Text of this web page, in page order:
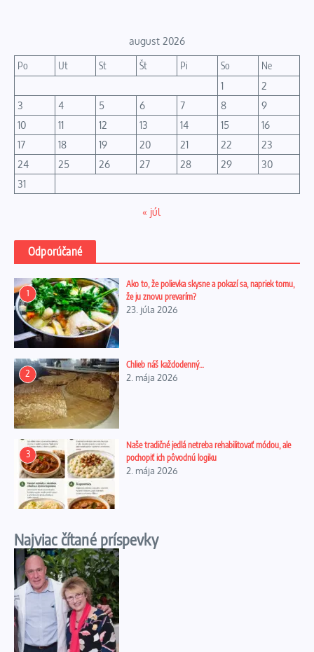
august 2026
Po Ut St Št Pi So
Ne
1
2
3
4 5 6 7 8
9
10
11 12 13 14 15
16
17
18 19 20 21 22
23
24
25 26 27 28 29
30
31
« júl
Odporúčané
1
Ako to, že polievka skysne a pokazí sa, napriek tomu,
že ju znovu prevarím?
23. júla 2026
2
Chlieb náš každodenný…
2. mája 2026
3
Naše tradičné jedlá netreba rehabilitovať módou, ale
pochopiť ich pôvodnú logiku
2. mája 2026
Najviac čítané príspevky